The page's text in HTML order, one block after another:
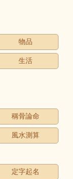
物品
生活
稱骨論命
風水測算
定字起名